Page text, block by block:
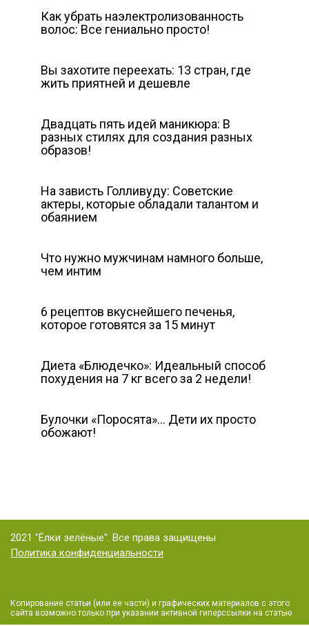
Как убрать наэлектролизованность
волос: Все гениально просто!
Вы захотите переехать: 13 стран, где
жить приятней и дешевле
Двадцать пять идей маникюра: В
разных стилях для создания разных
образов!
На зависть Голливуду: Советские
актеры, которые обладали талантом и
обаянием
Что нужно мужчинам намного больше,
чем интим
6 рецептов вкуснейшего печенья,
которое готовятся за 15 минут
Диета «Блюдечко»: Идеальный способ
похудения на 7 кг всего за 2 недели!
Булочки «Поросята»… Дети их просто
обожают!
2021 "Ёлки зелёные". Все права защищены
Политика конфиденциальности
Копирование статьи (или ее части) и графических материалов с этого
сайта возможно только при указании активной гиперссылки на статью